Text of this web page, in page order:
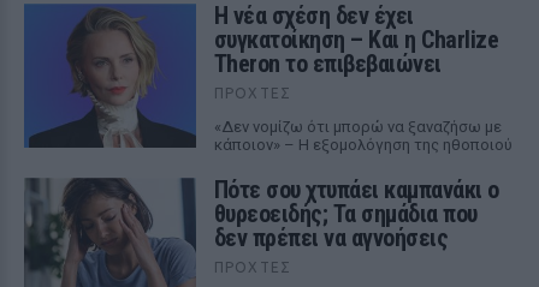
Η νέα σχέση δεν έχει
συγκατοίκηση – Και η Charlize
Theron το επιβεβαιώνει
ΠΡΟΧΤΈΣ
«Δεν νομίζω ότι μπορώ να ξαναζήσω με
κάποιον» – Η εξομολόγηση της ηθοποιού
Πότε σου χτυπάει καμπανάκι ο
θυρεοειδής; Τα σημάδια που
δεν πρέπει να αγνοήσεις
ΠΡΟΧΤΈΣ